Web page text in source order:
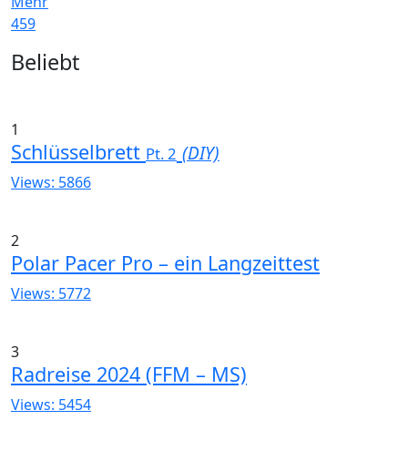
459
Widgets
Beliebt
1
Schlüsselbrett Pt. 2 (DIY)
Views: 5866
2
Polar Pacer Pro – ein Langzeittest
Views: 5772
3
Radreise 2024 (FFM – MS)
Views: 5454